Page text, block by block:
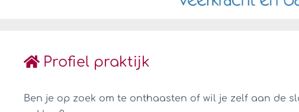
Profiel praktijk
Ben je op zoek om te onthaasten of wil je zelf aan de